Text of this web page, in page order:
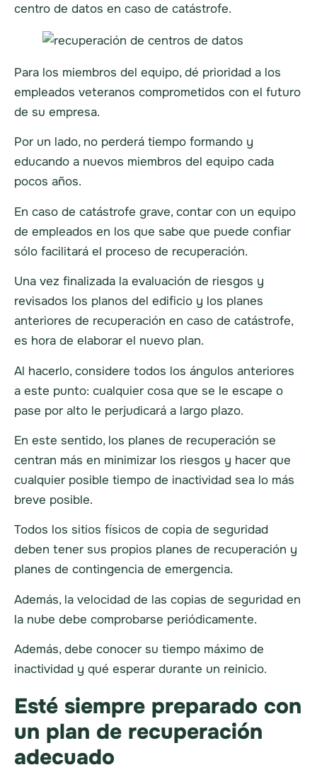
centro de datos en caso de catástrofe.
Para los miembros del equipo, dé prioridad a los
empleados veteranos comprometidos con el futuro
de su empresa.
Por un lado, no perderá tiempo formando y
educando a nuevos miembros del equipo cada
pocos años.
En caso de catástrofe grave, contar con un equipo
de empleados en los que sabe que puede confiar
sólo facilitará el proceso de recuperación.
Una vez finalizada la evaluación de riesgos y
revisados los planos del edificio y los planes
anteriores de recuperación en caso de catástrofe,
es hora de elaborar el nuevo plan.
Al hacerlo, considere todos los ángulos anteriores
a este punto: cualquier cosa que se le escape o
pase por alto le perjudicará a largo plazo.
En este sentido, los planes de recuperación se
centran más en minimizar los riesgos y hacer que
cualquier posible tiempo de inactividad sea lo más
breve posible.
Todos los sitios físicos de copia de seguridad
deben tener sus propios planes de recuperación y
planes de contingencia de emergencia.
Además, la velocidad de las copias de seguridad en
la nube debe comprobarse periódicamente.
Además, debe conocer su tiempo máximo de
inactividad y qué esperar durante un reinicio.
Esté siempre preparado con
un plan de recuperación
adecuado